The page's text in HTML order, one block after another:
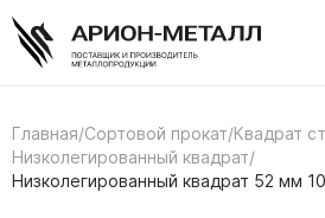
Главная/Сортовой прокат/Квадрат
Низколегированный квадрат/
Низколегированный квадрат 52 мм